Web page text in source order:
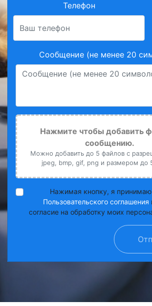
Телефон
Сообщение (не менее 20
Нажмите чтобы добавить
сообщению.
Можно добавить до 5 файлов с
jpeg, bmp, gif, png и размером до
Нажимая кнопку, я принимаю
Пользовательского соглашения
согласие на обработку моих